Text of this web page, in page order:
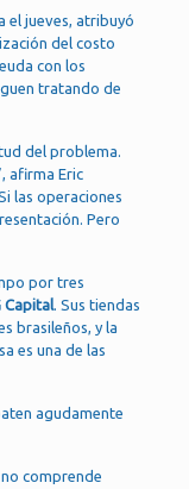
el jueves, atribuyó
del costo
con los
tratando de
del problema.
afirma Eric
las operaciones
Pero
por tres
Capital. Sus tiendas
brasileños, y la
es una de las
agudamente
comprende